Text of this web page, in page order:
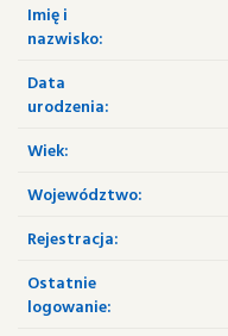
Imię i
nazwisko:
Data
urodzenia:
Wiek:
Województwo:
Rejestracja:
Ostatnie
logowanie: